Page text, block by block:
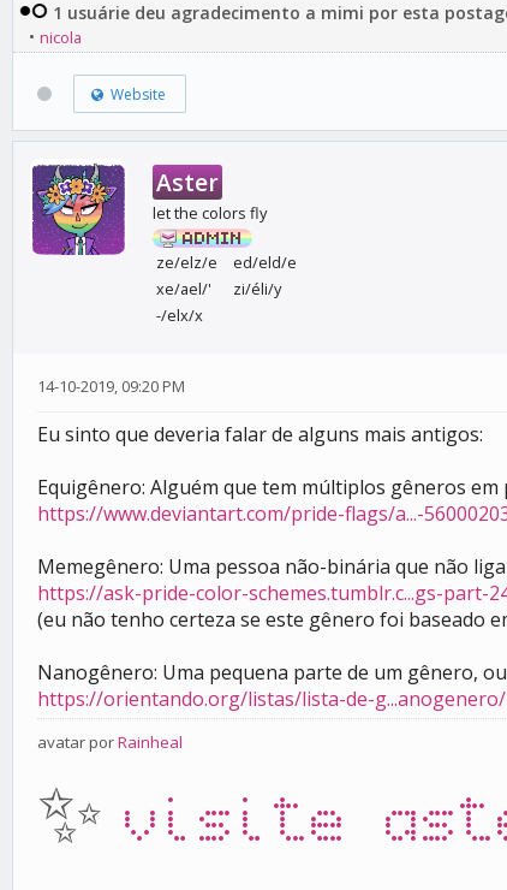
1 usuárie deu agradecimento a mimi por esta
• nicola
Website
Aster
let the colors fly
ze/elz/e
ed/eld/e
xe/ael/'
zi/éli/y
-/elx/x
14-10-2019, 09:20 PM
Eu sinto que deveria falar de alguns mais antigos:
Equigênero: Alguém que tem múltiplos gêneros em
https://www.deviantart.com/pride-flags/a...-
Memegênero: Uma pessoa não-binária que não
https://ask-pride-color-schemes.tumblr.c...gs-part-
(eu não tenho certeza se este gênero foi baseado
Nanogênero: Uma pequena parte de um gênero,
https://orientando.org/listas/lista-de-g...anogenero/
avatar porRainheal
✨ visite